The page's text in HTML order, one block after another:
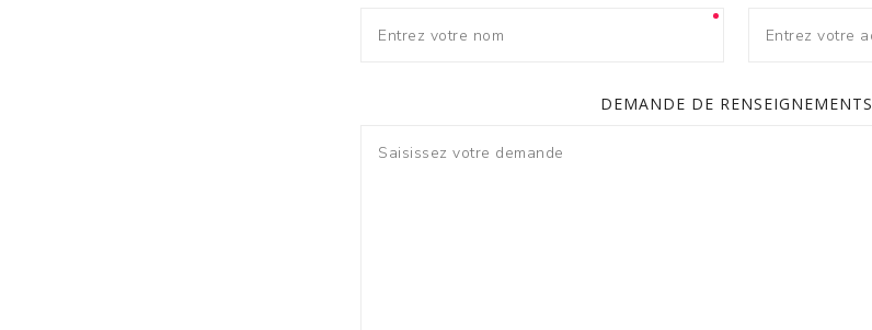
DEMANDE DE RENSEIGNEMENTS